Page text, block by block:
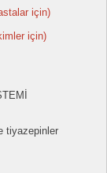
için)
için)
tiyazepinler